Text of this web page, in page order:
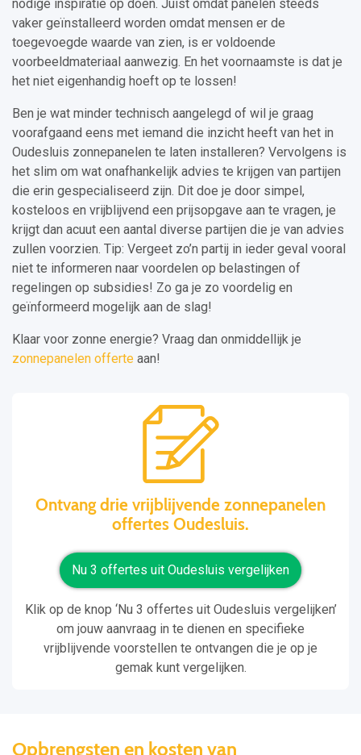
nodige inspiratie op doen. Juist omdat panelen steeds
vaker geïnstalleerd worden omdat mensen er de
toegevoegde waarde van zien, is er voldoende
voorbeeldmateriaal aanwezig. En het voornaamste is dat je
het niet eigenhandig hoeft op te lossen!
Ben je wat minder technisch aangelegd of wil je graag
voorafgaand eens met iemand die inzicht heeft van het in
Oudesluis zonnepanelen te laten installeren? Vervolgens is
het slim om wat onafhankelijk advies te krijgen van partijen
die erin gespecialiseerd zijn. Dit doe je door simpel,
kosteloos en vrijblijvend een prijsopgave aan te vragen, je
krijgt dan acuut een aantal diverse partijen die je van advies
zullen voorzien. Tip: Vergeet zo’n partij in ieder geval vooral
niet te informeren naar voordelen op belastingen of
regelingen op subsidies! Zo ga je zo voordelig en
geïnformeerd mogelijk aan de slag!
Klaar voor zonne energie? Vraag dan onmiddellijk je
zonnepanelen offerte aan!
Ontvang drie vrijblijvende zonnepanelen
offertes Oudesluis.
Nu 3 offertes uit Oudesluis vergelijken
Klik op de knop ‘Nu 3 offertes uit Oudesluis vergelijken’
om jouw aanvraag in te dienen en specifieke
vrijblijvende voorstellen te ontvangen die je op je
gemak kunt vergelijken.
Opbrengsten en kosten van